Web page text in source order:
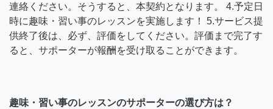
連絡ください。そうすると、本契約となります。 4.予定日
時に趣味・習い事のレッスンを実施します！ 5.サービス提
供終了後は、必ず、評価をしてください。評価まで完了す
ると、サポーターが報酬を受け取ることができます。
趣味・習い事のレッスンのサポーターの選び方は？